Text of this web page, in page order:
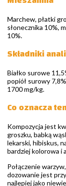
Marchew, płatki
słonecznika 10%,
10%.
Składniki
Białko surowe
popiół surowy
1700 mg/kg.
Co oznacza
Kompozycja jest
groszku, babką
lekarski, hibiskus,
bardziej kolorowa i
Połączenie
dozowanie jest
najlepiej jako